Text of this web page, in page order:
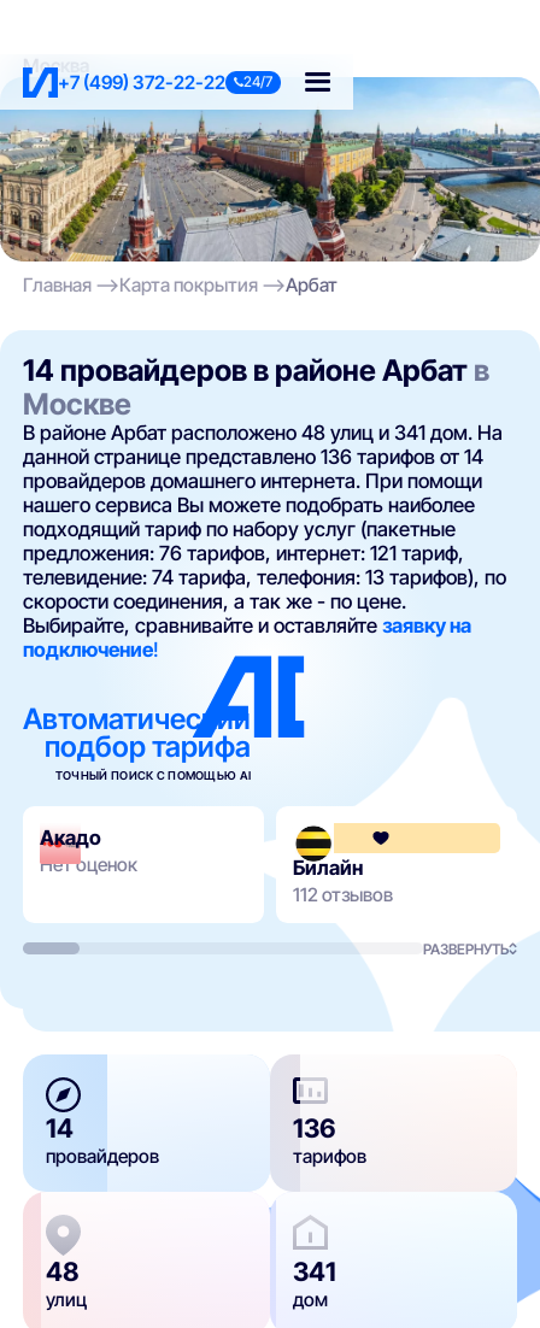
+7 (499) 372-22-22 24/7
Москва
Главная Карта покрытия Арбат
14 провайдеров в районе Арбат в
Москве
В районе Арбат расположено 48 улиц и 341 дом. На
данной странице представлено 136 тарифов от 14
провайдеров домашнего интернета. При помощи
нашего сервиса Вы можете подобрать наиболее
подходящий тариф по набору услуг (пакетные
предложения: 76 тарифов, интернет: 121 тариф,
телевидение: 74 тарифа, телефония: 13 тарифов), по
скорости соединения, а так же - по цене.
Выбирайте, сравнивайте и оставляйтезаявку на
подключение!
Автоматический
подбор тарифа
ТОЧНЫЙ ПОИСК С ПОМОЩЬЮ AI
Акадо
Нет оценок Билайн
112 отзывов
РАЗВЕРНУТЬ
14
провайдеров
136
тарифов
48
улиц
341
дом